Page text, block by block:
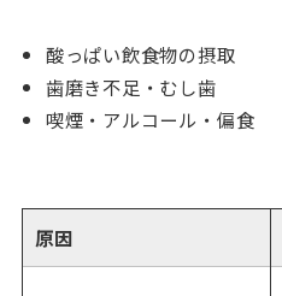
酸っぱい飲食物の摂取
歯磨き不足・むし歯
喫煙・アルコール・偏食
原因